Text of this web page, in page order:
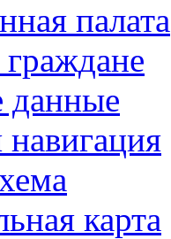
палата
данные
навигация
карта